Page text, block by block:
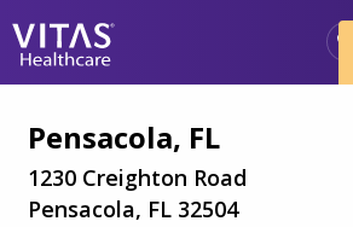
Cơ bản về chăm sóc cuối đời
Dịch vụ
Pensacola, FL
1230 Creighton Road
Pensacola, FL 32504